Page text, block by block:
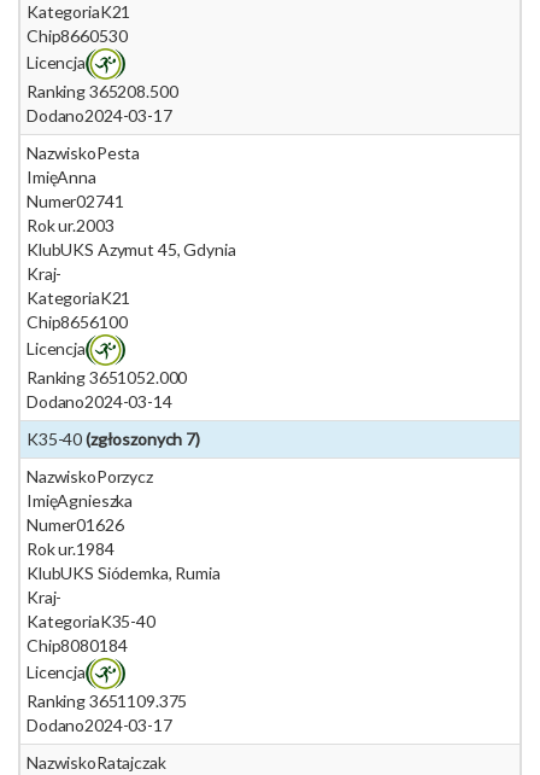
KategoriaK21
Chip8660530
Licencja
Ranking 365208.500
Dodano2024-03-17
NazwiskoPesta
ImięAnna
Numer02741
Rok ur.2003
KlubUKS Azymut 45, Gdynia
Kraj-
KategoriaK21
Chip8656100
Licencja
Ranking 3651052.000
Dodano2024-03-14
K35-40(zgłoszonych 7)
NazwiskoPorzycz
ImięAgnieszka
Numer01626
Rok ur.1984
KlubUKS Siódemka, Rumia
Kraj-
KategoriaK35-40
Chip8080184
Licencja
Ranking 3651109.375
Dodano2024-03-17
NazwiskoRatajczak